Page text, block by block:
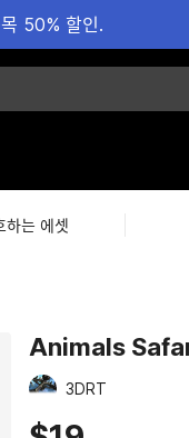
50% 할인.
하는 에셋
Animals
3DRT